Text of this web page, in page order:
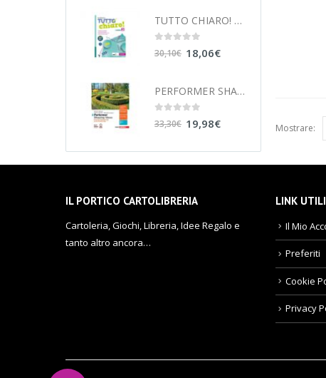
Mostrare:
TUTTO CHIARO! ALGEBRA 3 + GEOMETRIA 3 + QUADERNO E PRONTUARIO 9788851160470
30,10€ 18,06€
PERFORMER SHAPING IDEAS 2 - FROM THE VICTORIAN AGE TO THE PRESENT AGE 9788808949493
33,30€ 19,98€
IL PORTICO CARTOLIBRERIA
Cartoleria, Giochi, Libreria, Idee Regalo e
tanto altro ancora…
LINK UTILI
Il Mio
Preferiti
Cookie
Privacy